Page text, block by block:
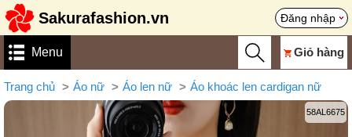
Sakurafashion.vn Đăng nhập
Menu Giỏ hàng
Trang chủ Áo nữ Áo len nữ Áo khoác len cardigan nữ
58AL6675